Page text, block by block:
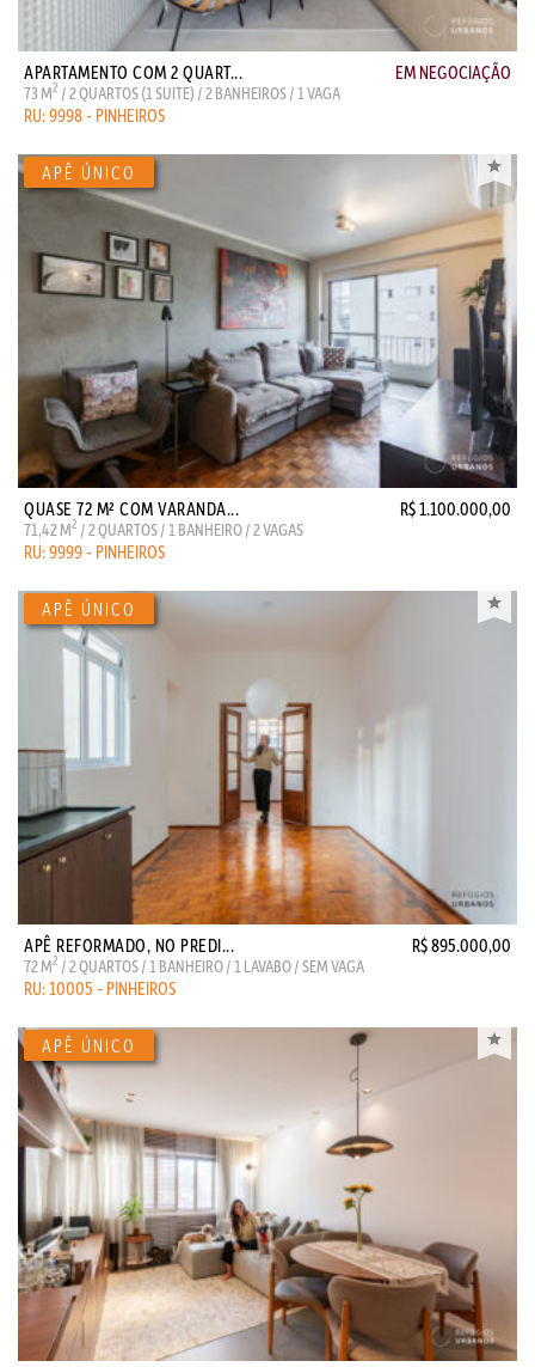
APARTAMENTO COM 2 QUART... EM NEGOCIAÇÃO
73 M2 / 2 QUARTOS (1 SUITE) / 2 BANHEIROS / 1 VAGA
RU: 9998 - PINHEIROS
QUASE 72 M² COM VARANDA... R$ 1.100.000,00
71,42 M2 / 2 QUARTOS / 1 BANHEIRO / 2 VAGAS
RU: 9999 - PINHEIROS
APÊ REFORMADO, NO PREDI... R$ 895.000,00
72 M2 / 2 QUARTOS / 1 BANHEIRO / 1 LAVABO / SEM VAGA
RU: 10005 - PINHEIROS